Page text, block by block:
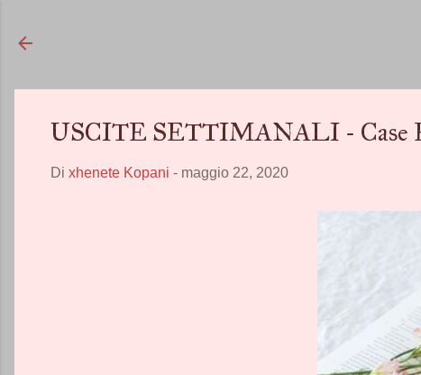
USCITE SETTIMANALI - Case
Di xhenete Kopani - maggio 22, 2020